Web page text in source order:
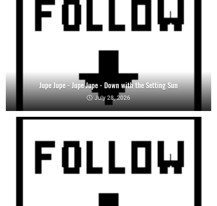
Jupe Jupe - Jupe Jupe - Down with the Setting Sun
July 28, 2026